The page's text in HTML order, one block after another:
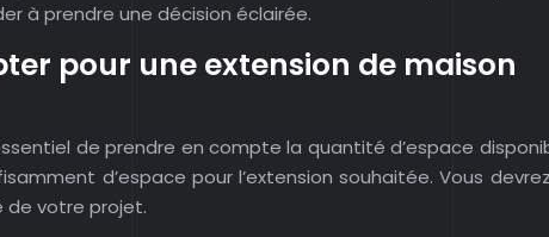
à prendre une décision éclairée.
pour une extension de maison
de prendre en compte la quantité d’espace
d’espace pour l’extension souhaitée. Vous
de votre projet.